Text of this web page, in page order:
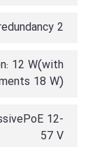
2 DC jack for redundancy
12 W(with
18 W)
12-
57 V